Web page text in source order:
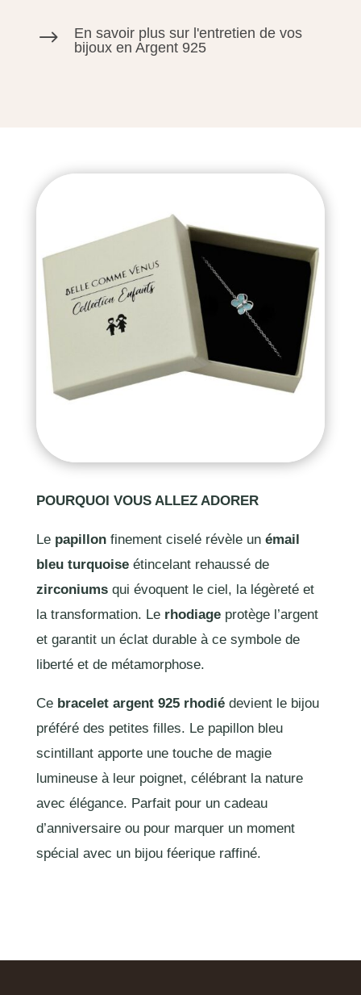
$
En savoir plus sur l'entretien de vos
bijoux en Argent 925
POURQUOI VOUS ALLEZ ADORER
Le papillonfinement ciselé révèle un émail
bleu turquoiseétincelant rehaussé de
zirconiumsqui évoquent le ciel, la légèreté et
la transformation. Le rhodiageprotège l’argent
et garantit un éclat durable à ce symbole de
liberté et de métamorphose.
Ce bracelet argent 925 rhodiédevient le bijou
préféré des petites filles. Le papillon bleu
scintillant apporte une touche de magie
lumineuse à leur poignet, célébrant la nature
avec élégance. Parfait pour un cadeau
d’anniversaire ou pour marquer un moment
spécial avec un bijou féerique raffiné.